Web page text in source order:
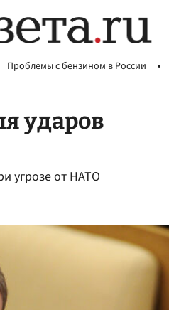
Проблемы с бензином в России
ударов
угрозе от НАТО